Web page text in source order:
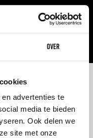
Over
advertenties te
media te bieden
Ook delen we
site met onze